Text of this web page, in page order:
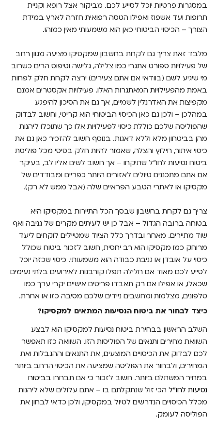
במסגרות פרטיות יוכל לסייע לכם. מביקור אצל רופא וקניית
תרופות ועד אשפוז ואפילו הטסה רפואית חזרה לארץ במידת
הצורך – הכיסוי הביטוחי כאן הוא משמעותי מאין כמוהו.
מלבד זאת צריך גם לקחת בחשבון שמקסיקו מציעה מגוון רחב
של פעילויות ספורט אתגרי כמו צלילה, גלישה וטיפוס הרים כשרוב
מי שיגיע לשם (בוודאי אם אתם צעירים) ירצה לקחת חלק לפחות
באמת מהפעילויות המאתגרות האלו. פעילויות אקסטרים אמנם
מקפיצות את האדרנלין לשמיים, אך גם את הסיכון להיפגע
במהלכן – ולכן גם כאן הכיסוי הביטוחי הוא קריטי, וחשוב לבדוק
שהפוליסה שלכם כוללת כיסוי לפעילויות אלו כך שתוכלו ליהנות
מהן בביטחון מלא וללא דאגות. בנוסף חשוב להזכיר כאן גם את
כיסוי איתור, חילוץ והצלה, שאמור להיות חלק בסיסי מכל פוליסת
ביטוח נסיעות לחו"ל שתיקחו – אך חשוב לשים אליו לב, בעיקר
אם אתם מתכננים טיולים לאזורים היותר כפריים ומבודדים של
מקסיקו או לאתרי הטבע הפראיים שלה (אבל ממש לא רק).
צריך גם לקחת בחשבון שבסך הכל התיירות במקסיקו היא
בטוחה ברובה הגדול – אבל כן יש לעיתים מקרים של גניבה ואף
שוד מתיירים. מאחר ובדרך כלל הציוד שמטיילים לוקחים ליעד
מרוחק כמו מקסיקו הוא רב יחסית, חשוב לזכור ביטוח שכולל
כיסוי על אובדן או גניבת כבודה הוא משמעותי. כיסוי שכזה יוכל
לסייע לכם מאוד אם חלילה תפלו קורבנות לאירועים בלתי נעימים
שכאלו, או אפילו אם רק תאבדו פריטים אישיים יקרי ערך כמו
טלפונים, מצלמות ומחשבים ניידים שלכם מסיבה כזו או אחרת.
כיצד לבחור את ביטוח הנסיעות המתאים למקסיקו?
השלב הראשון בבחירת ביטוח נסיעות למקסיקו הוא לבצע
השוואת מחירים ותנאים של הפוליסות הזו. השוואה כזו תאפשר
לכם לבדוק את הכיסויים המוצעים, את התנאים וההגבלות ואת
המחירים, ולבחור את הפוליסה שמציעה את הכיסוי הרחב ביותר
במחיר המשתלם ביותר. חשוב לזכור כי אם תבחרו בביטוח
נסיעות לחו"ל הכי זול שנתקלתם בו – אתם עלולים שלא ליהנות
מכלל הכיסויים הנדרשים לטיול במקסיקו, ולכן כדאי לבחון את
הפוליסה לעומק.